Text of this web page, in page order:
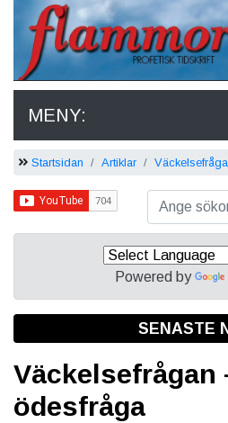
MENY:
Startsidan Artiklar
Powered by
SENASTE
Väckelsefrågan
ödesfråga